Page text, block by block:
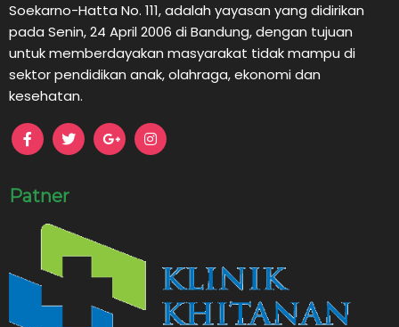
Soekarno-Hatta No. 111, adalah yayasan yang didirikan
pada Senin, 24 April 2006 di Bandung, dengan tujuan
untuk memberdayakan masyarakat tidak mampu di
sektor pendidikan anak, olahraga, ekonomi dan
kesehatan.
Patner